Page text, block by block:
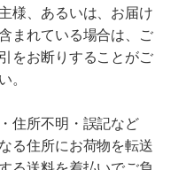
様、あるいは、お届け
まれている場合は、ご
をお断りすることがご
。
住所不明・誤記など
る住所にお荷物を転送